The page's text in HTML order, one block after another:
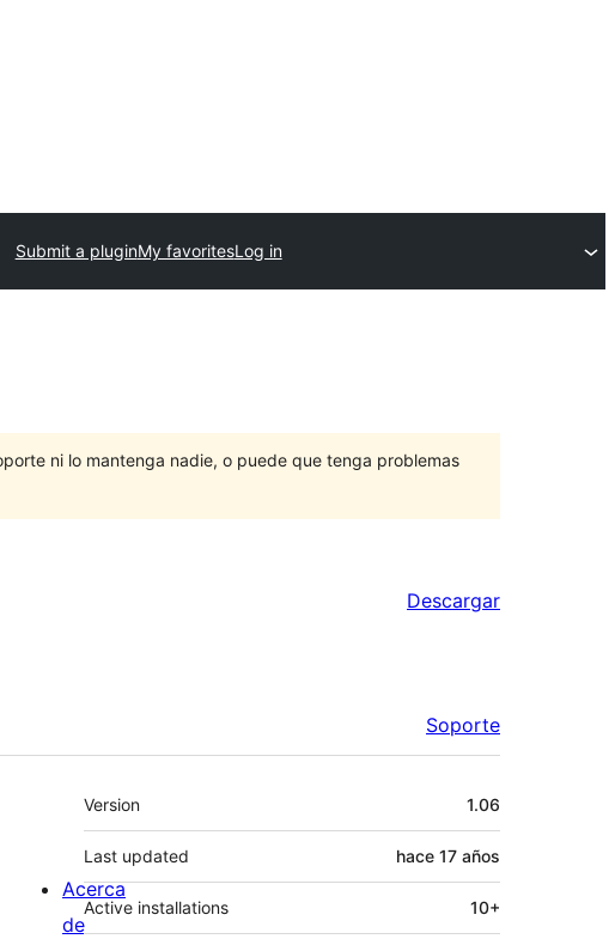
Submit a pluginMy favoritesLog in
ni lo mantenga nadie, o puede que tenga problemas
Descargar
Soporte
Meta
Version 1.06
Last updated hace 17 años
Active installations 10+
Acerca
de